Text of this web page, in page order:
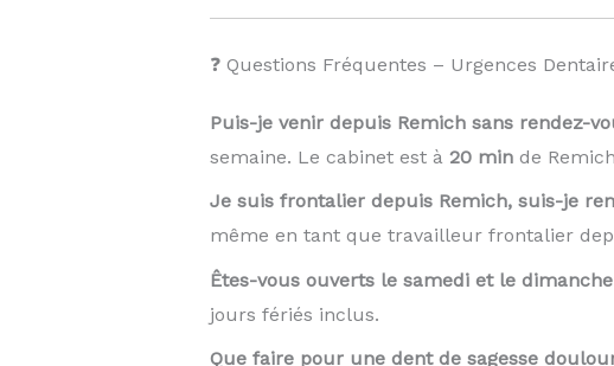
❓ Questions Fréquentes – Urgences
Puis-je venir depuis Remich sans rendez-
semaine. Le cabinet est à 20 minde
Je suis frontalier depuis Remich, suis-je
même en tant que travailleur frontalier
Êtes-vous ouverts le samedi et le
jours fériés inclus.
Que faire pour une dent de sagesse